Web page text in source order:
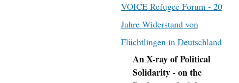
VOICE Refugee Forum - 20
Jahre Widerstand von
Flüchtlingen in Deutschland
Navigation
An X-ray of Political
Solidarity - on the